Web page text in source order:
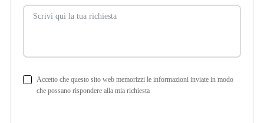
Accetto che questo sito web memorizzi le informazioni inviate in modo
che possano rispondere alla mia richiesta